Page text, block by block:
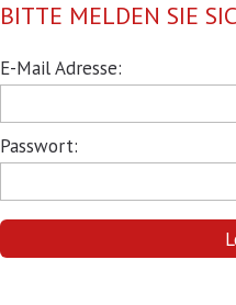
BITTE MELDEN SIE
Pflichtfeld
E-Mail Adresse:
Pflichtfeld
Passwort: